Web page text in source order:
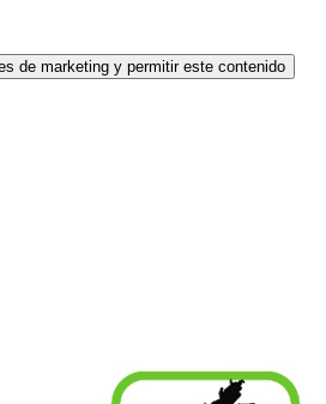
de marketing y permitir este contenido